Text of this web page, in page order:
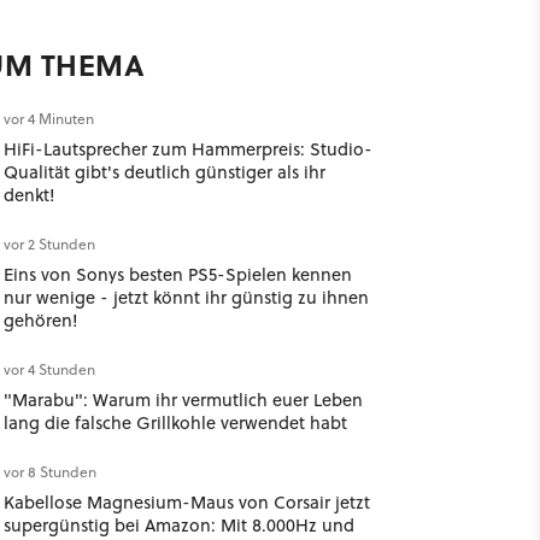
THEMA
vor 4 Minuten
HiFi-Lautsprecher zum Hammerpreis: Studio-
Qualität gibt's deutlich günstiger als ihr
denkt!
vor 2 Stunden
Eins von Sonys besten PS5-Spielen kennen
nur wenige - jetzt könnt ihr günstig zu ihnen
gehören!
vor 4 Stunden
"Marabu": Warum ihr vermutlich euer Leben
lang die falsche Grillkohle verwendet habt
vor 8 Stunden
Kabellose Magnesium-Maus von Corsair jetzt
supergünstig bei Amazon: Mit 8.000Hz und